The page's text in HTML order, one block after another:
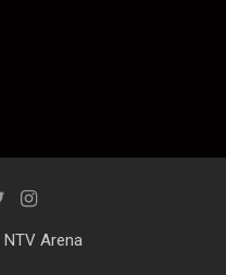
NTV Arena